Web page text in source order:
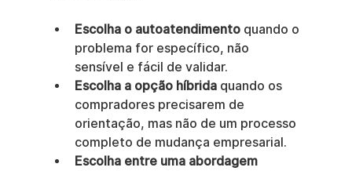
Escolha o autoatendimento quando o
problema for específico, não
sensível e fácil de validar.
Escolha a opção híbrida quando os
compradores precisarem de
orientação, mas não de um processo
completo de mudança empresarial.
Escolha entre uma abordagem